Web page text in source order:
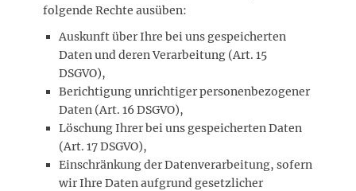
folgende Rechte ausüben:
Auskunft über Ihre bei uns gespeicherten
Daten und deren Verarbeitung (Art. 15
DSGVO),
Berichtigung unrichtiger personenbezogener
Daten (Art. 16 DSGVO),
Löschung Ihrer bei uns gespeicherten Daten
(Art. 17 DSGVO),
Einschränkung der Datenverarbeitung, sofern
wir Ihre Daten aufgrund gesetzlicher